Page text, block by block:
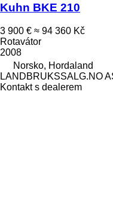
Kuhn BKE 210
3 900 € ≈ 94 360 Kč
Rotavátor
2008
Norsko, Hordaland
LANDBRUKSSALG.NO
Kontakt s dealerem